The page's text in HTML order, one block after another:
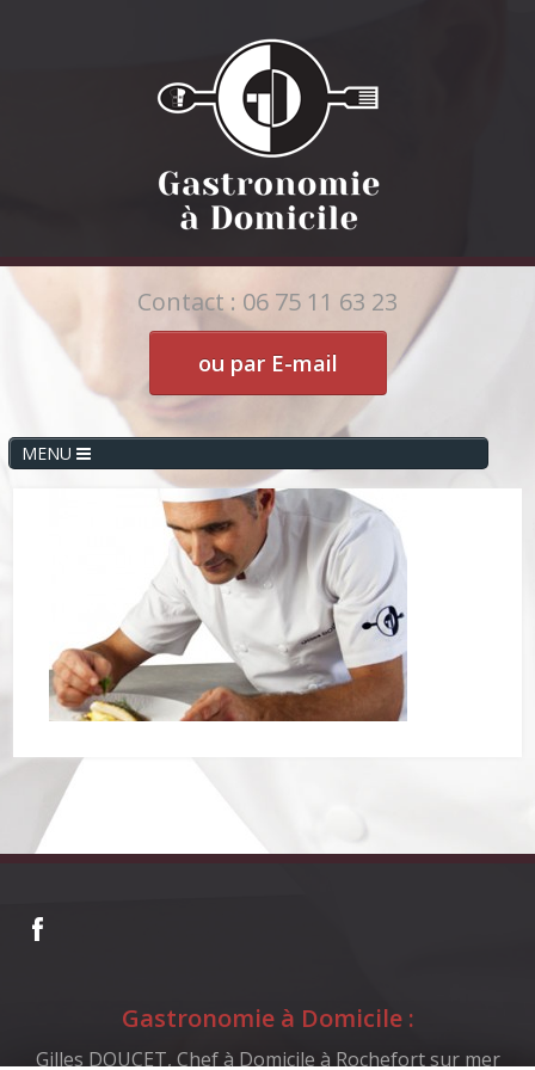
Contact : 06 75 11 63 23
ou par E-mail
MENU
Gilles DOUCET
Actualités
Mes prestations
Réalisations
En savoir plus
Gastronomie à Domicile :
Gilles DOUCET, Chef à Domicile à Rochefort sur mer